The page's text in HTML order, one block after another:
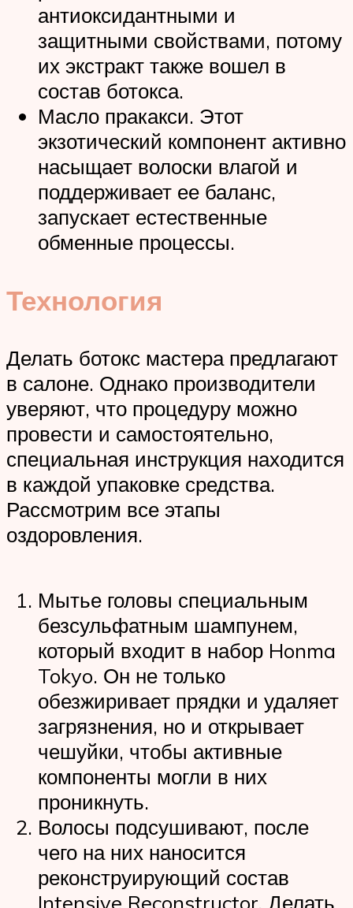
антиоксидантными и
защитными свойствами, потому
их экстракт также вошел в
состав ботокса.
Масло пракакси. Этот
экзотический компонент активно
насыщает волоски влагой и
поддерживает ее баланс,
запускает естественные
обменные процессы.
Технология
Делать ботокс мастера предлагают
в салоне. Однако производители
уверяют, что процедуру можно
провести и самостоятельно,
специальная инструкция находится
в каждой упаковке средства.
Рассмотрим все этапы
оздоровления.
Мытье головы специальным
безсульфатным шампунем,
который входит в набор Honma
Tokyo. Он не только
обезжиривает прядки и удаляет
загрязнения, но и открывает
чешуйки, чтобы активные
компоненты могли в них
проникнуть.
Волосы подсушивают, после
чего на них наносится
реконструирующий состав
Intensive Reconstructor. Делать